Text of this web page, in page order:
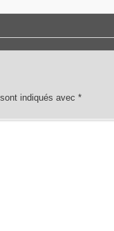
indiqués avec*